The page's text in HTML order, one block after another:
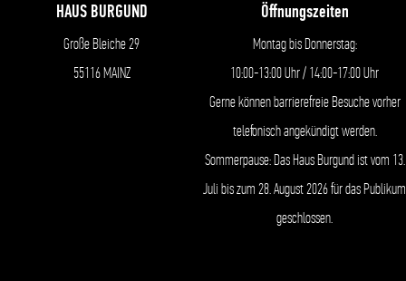
HAUS BURGUND
Große Bleiche 29
55116 MAINZ
Öffnungszeiten
Montag bis Donnerstag:
10:00-13:00 Uhr / 14:00-17:00 Uhr
Gerne können barrierefreie Besuche vorher
telefonisch angekündigt werden.
Sommerpause: Das Haus Burgund ist vom 13.
Juli bis zum 28. August 2026 für das Publikum
geschlossen.